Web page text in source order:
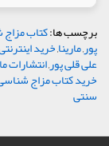
برچسب ها:کتاب
پور,مارینا,خرید
علی قلی پور,انتشارات
خرید کتاب مزاج
سنتی